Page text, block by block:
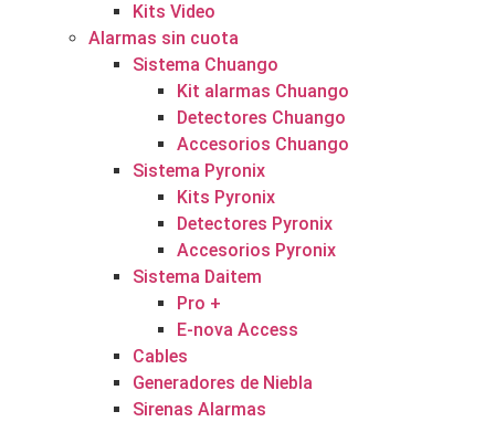
Kits Video
Alarmas sin cuota
Sistema Chuango
Kit alarmas Chuango
Detectores Chuango
Accesorios Chuango
Sistema Pyronix
Kits Pyronix
Detectores Pyronix
Accesorios Pyronix
Sistema Daitem
Pro +
E-nova Access
Cables
Generadores de Niebla
Sirenas Alarmas